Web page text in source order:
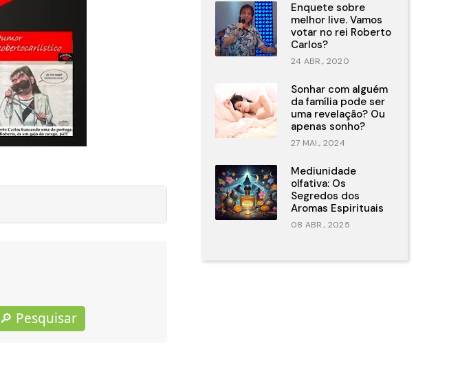
🔎 Pesquisar
Enquete sobre
melhor live. Vamos
votar no rei Roberto
Carlos?
24 ABR., 2020
Sonhar com alguém
da família pode ser
uma revelação? Ou
apenas sonho?
27 MAI., 2024
Mediunidade
olfativa: Os
Segredos dos
Aromas Espirituais
08 ABR., 2025